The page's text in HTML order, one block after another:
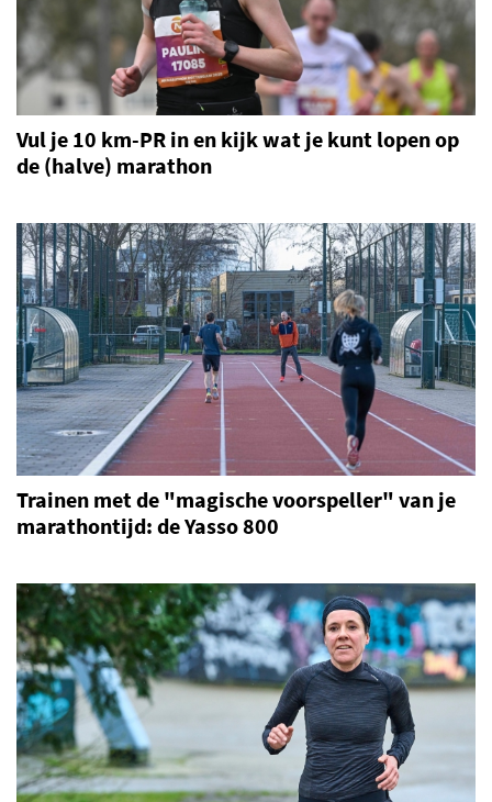
Vul je 10 km-PR in en kijk wat je kunt lopen op
de (halve) marathon
Trainen met de "magische voorspeller" van je
marathontijd: de Yasso 800